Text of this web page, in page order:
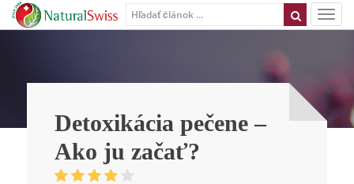
Detoxikácia pečene –
Ako ju začať?